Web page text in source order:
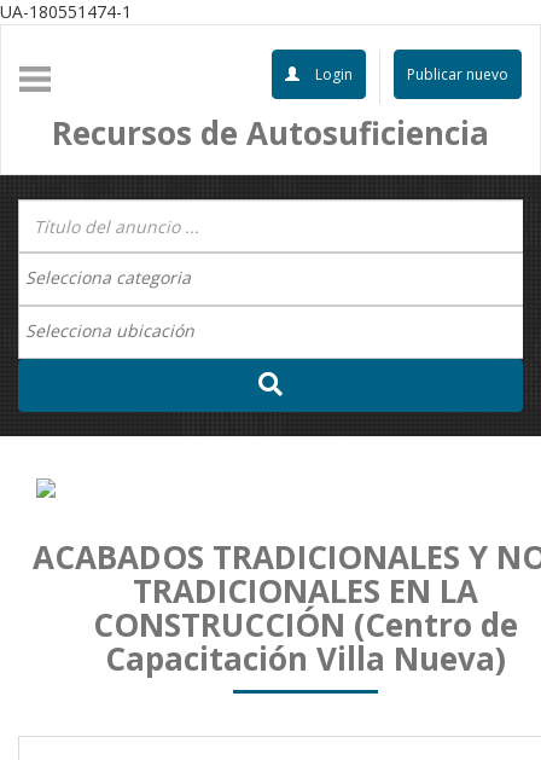
UA-180551474-1
Publicar nuevo
Login
Recursos de Autosuficiencia
ACABADOS TRADICIONALES Y
TRADICIONALES EN LA
CONSTRUCCIÓN (Centro de
Capacitación Villa Nueva)